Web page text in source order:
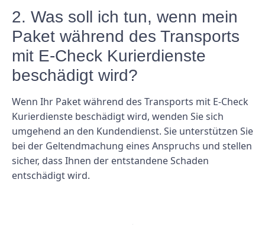
2. Was soll ich tun, wenn mein
Paket während des Transports
mit E-Check Kurierdienste
beschädigt wird?
Wenn Ihr Paket während des Transports mit E-Check
Kurierdienste beschädigt wird, wenden Sie sich
umgehend an den Kundendienst. Sie unterstützen Sie
bei der Geltendmachung eines Anspruchs und stellen
sicher, dass Ihnen der entstandene Schaden
entschädigt wird.